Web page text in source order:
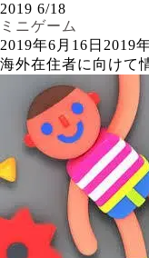
2019 6/18
ミニゲーム
2019年6月16日 2019
海外在住者に向けて